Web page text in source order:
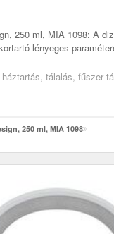
250 ml, MIA 1098: A
lényeges
tálalás, fűszer
250 ml, MIA 1098